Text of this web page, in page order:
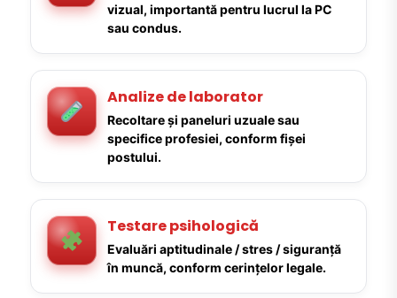
vizual, importantă pentru lucrul la PC
sau condus.
Analize de laborator
Recoltare și paneluri uzuale sau
specifice profesiei, conform fișei
postului.
Testare psihologică
Evaluări aptitudinale / stres / siguranță
în muncă, conform cerințelor legale.